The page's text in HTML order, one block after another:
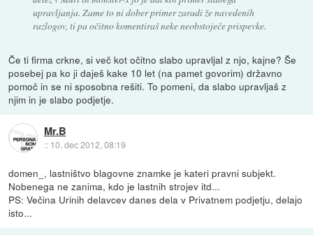
upravljanja. Zame to ni dober primer zaradi že navedenih
razlogov, ti pa očitno komentiraš neke neobstoječe prispevke.
Če ti firma crkne, si več kot očitno slabo upravljal z njo, kajne? Še
posebej pa ko ji daješ kake 10 let (na pamet govorim) državno
pomoč in se ni sposobna rešiti. To pomeni, da slabo upravljaš z
njim in je slabo podjetje.
Mr.B
:: 10. dec 2012, 08:19
domen_, lastništvo blagovne znamke je kateri pravni subjekt.
Nobenega ne zanima, kdo je lastnih strojev itd...
PS: Večina Urinih delavcev danes dela v Privatnem podjetju, delajo
isto...